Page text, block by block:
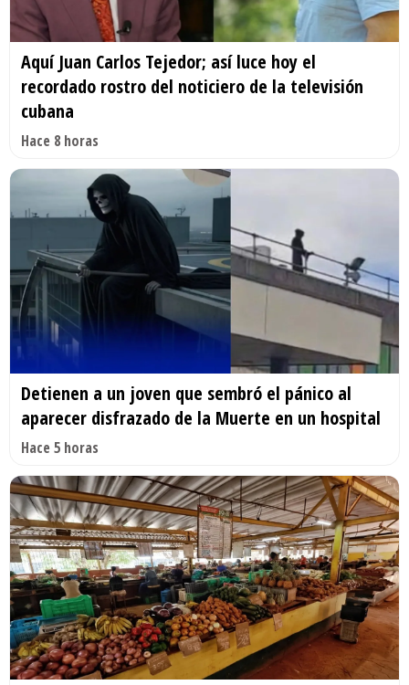
Aquí Juan Carlos Tejedor; así luce hoy el
recordado rostro del noticiero de la televisión
cubana
Hace 8 horas
Detienen a un joven que sembró el pánico al
aparecer disfrazado de la Muerte en un hospital
Hace 5 horas